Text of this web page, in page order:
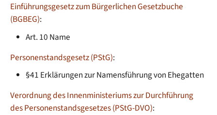
Einführungsgesetz zum Bürgerlichen Gesetzbuche
(BGBEG):
Art. 10 Name
Personenstandsgesetz (PStG):
§41 Erklärungen zur Namensführung von Ehegatten
Verordnung des Innenministeriums zur Durchführung
des Personenstandsgesetzes (PStG-DVO):